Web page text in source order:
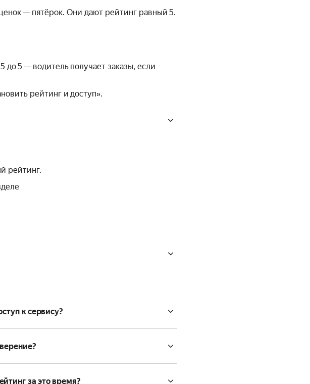
— пятёрок. Они дают рейтинг равный 5.
до 5 — водитель получает заказы, если
рейтинг и доступ».
рейтинг.
к сервису?
за это время?